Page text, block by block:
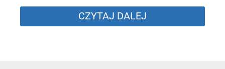
CZYTAJ DALEJ